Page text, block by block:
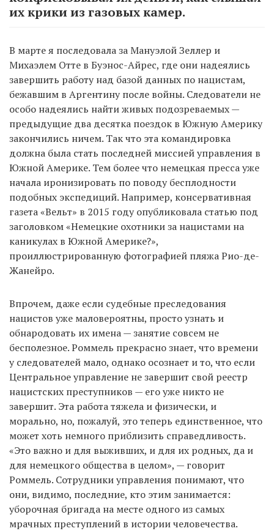
их крики из газовых камер.
В марте я последовала за Мануэлой Зеллер и
Михаэлем Отте в Буэнос-Айрес, где они надеялись
завершить работу над базой данных по нацистам,
бежавшим в Аргентину после войны. Следователи не
особо надеялись найти живых подозреваемых —
предыдущие два десятка поездок в Южную Америку
закончились ничем. Так что эта командировка
должна была стать последней миссией управления в
Южной Америке. Тем более что немецкая пресса уже
начала иронизировать по поводу бесплодности
подобных экспедиций. Например, консервативная
газета «Вельт» в 2015 году опубликовала статью под
заголовком «Немецкие охотники за нацистами на
каникулах в Южной Америке?»,
проиллюстрированную фотографией пляжа Рио-де-
Жанейро.
Впрочем, даже если судебные преследования
нацистов уже маловероятны, просто узнать и
обнародовать их имена — занятие совсем не
бесполезное. Роммель прекрасно знает, что времени
у следователей мало, однако осознает и то, что если
Центральное управление не завершит свой реестр
нацистских преступников — его уже никто не
завершит. Эта работа тяжела и физически, и
морально, но, пожалуй, это теперь единственное, что
может хоть немного приблизить справедливость.
«Это важно и для выживших, и для их родных, да и
для немецкого общества в целом», — говорит
Роммель. Сотрудники управления понимают, что
они, видимо, последние, кто этим занимается:
уборочная бригада на месте одного из самых
мрачных преступлений в истории человечества.